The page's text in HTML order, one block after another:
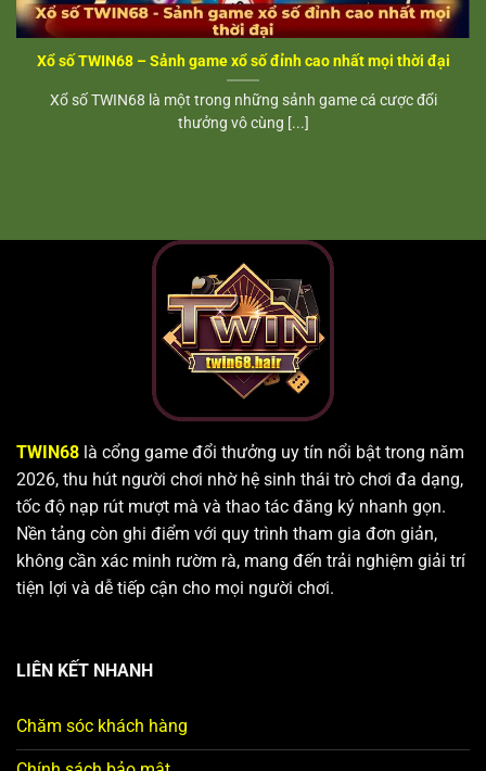
Xổ số TWIN68 – Sảnh game xổ số đỉnh cao nhất mọi thời đại
Xổ số TWIN68 là một trong những sảnh game cá cược đổi
thưởng vô cùng [...]
TWIN68 là cổng game đổi thưởng uy tín nổi bật trong năm
2026, thu hút người chơi nhờ hệ sinh thái trò chơi đa dạng,
tốc độ nạp rút mượt mà và thao tác đăng ký nhanh gọn.
Nền tảng còn ghi điểm với quy trình tham gia đơn giản,
không cần xác minh rườm rà, mang đến trải nghiệm giải trí
tiện lợi và dễ tiếp cận cho mọi người chơi.
LIÊN KẾT NHANH
Chăm sóc khách hàng